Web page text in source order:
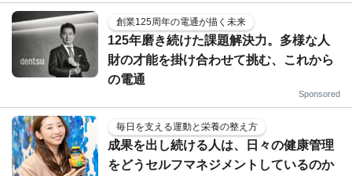
創業125周年の電通が描く未来
125年磨き続けた課題解決力。多様な人
財の才能を掛け合わせて挑む、これから
の電通
Sponsored
毎日を支える運動と栄養の整え方
成果を出し続ける人は、日々の健康管理
をどうセルフマネジメントしているのか